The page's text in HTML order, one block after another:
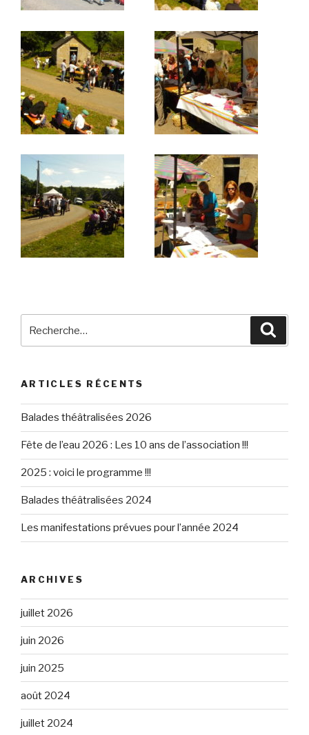
ARTICLES RÉCENTS
Balades théâtralisées 2026
Fête de l’eau 2026 : Les 10 ans de l’association !!!
2025 : voici le programme !!!
Balades théâtralisées 2024
Les manifestations prévues pour l’année 2024
ARCHIVES
juillet 2026
juin 2026
juin 2025
août 2024
juillet 2024